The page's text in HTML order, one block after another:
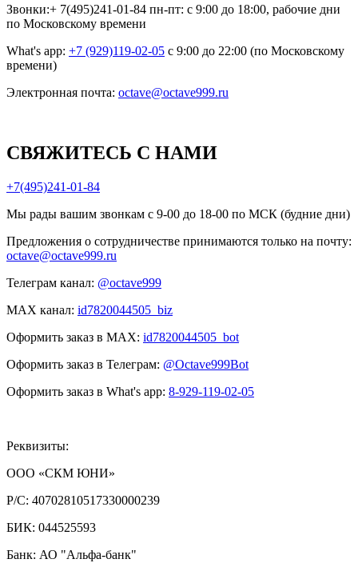
Звонки:+ 7(495)241-01-84 пн-пт: с 9:00 до 18:00, рабочие дни
по Московскому времени
What's app: +7 (929)119-02-05 с 9:00 до 22:00 (по Московскому
времени)
Электронная почта: octave@octave999.ru
СВЯЖИТЕСЬ С НАМИ
+7(495)241-01-84
Мы рады вашим звонкам с 9-00 до 18-00 по МСК (будние дни)
Предложения о сотрудничестве принимаются только на почту:
octave@octave999.ru
Телеграм канал: @octave999
MAX канал: id7820044505_biz
Оформить заказ в MAX: id7820044505_bot
Оформить заказ в Телеграм: @Octave999Bot
Оформить заказ в What's app: 8-929-119-02-05
Реквизиты:
ООО «СКМ ЮНИ»
Р/С: 40702810517330000239
БИК: 044525593
Банк: АО "Альфа-банк"